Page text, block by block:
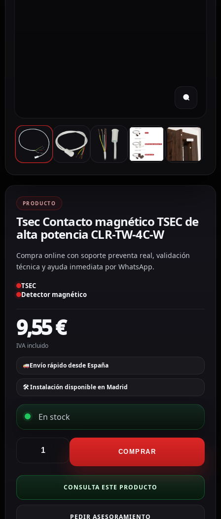
PRODUCTO
Tsec Contacto magnético TSEC de
alta potencia CLR-TW-4C-W
Compra online con soporte preventa real, validación
técnica y ayuda inmediata por WhatsApp.
TSEC
Detector magnético
9,55€
IVA incluido
Envío rápido desde España
🛠 Instalación disponible en Madrid
En stock
Contacto
TSEC
alta
potencia
COMPRAR
CONSULTA ESTE PRODUCTO
PEDIR ASESORAMIENTO